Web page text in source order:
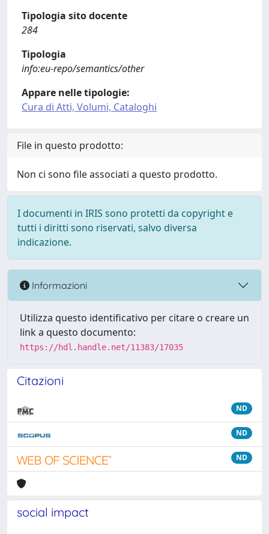
Tipologia sito docente
284
Tipologia
info:eu-repo/semantics/other
Appare nelle tipologie:
Cura di Atti, Volumi, Cataloghi
File in questo prodotto:
Non ci sono file associati a questo prodotto.
I documenti in IRIS sono protetti da copyright e
tutti i diritti sono riservati, salvo diversa
indicazione.
Informazioni
Utilizza questo identificativo per citare o creare un
link a questo documento:
https://hdl.handle.net/11383/17035
Citazioni
ND
ND
ND
social impact